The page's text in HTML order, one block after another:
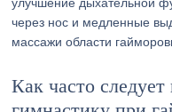
через нос и медленные
массажи области
Как часто